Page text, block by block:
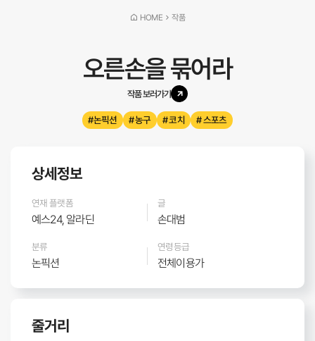
HOME 작품
오른손을 묶어라
작품 보러가기
#논픽션 # 농구 # 코치 # 스포츠
상세정보
연재 플랫폼
예스24, 알라딘
글
손대범
분류
논픽션
연령등급
전체이용가
줄거리